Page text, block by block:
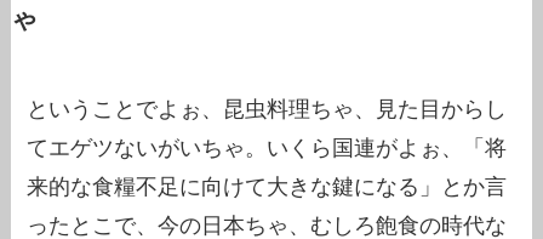
ゃ
ということでよぉ、昆虫料理ちゃ、見た目からし
てエゲツないがいちゃ。いくら国連がよぉ、「将
来的な食糧不足に向けて大きな鍵になる」とか言
ったとこで、今の日本ちゃ、むしろ飽食の時代な